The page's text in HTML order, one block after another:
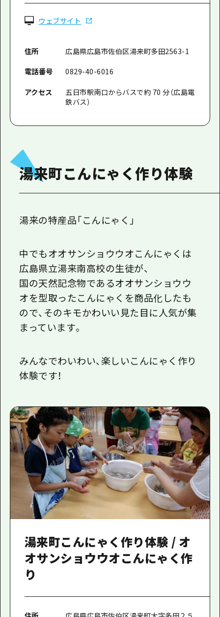
ウェブサイト
住所
広島県広島市佐伯区湯来町多田2563-1
電話番号
0829-40-6016
アクセス
五日市駅南口からバスで約 70 分（広島電
鉄バス）
湯来町こんにゃく作り体験
湯来の特産品「こんにゃく」
中でもオオサンショウウオこんにゃくは
広島県立湯来南高校の生徒が、
国の天然記念物であるオオサンショウウ
オを型取ったこんにゃくを商品化したも
ので、そのキモかわいい見た目に人気が集
まっています。
みんなでわいわい、楽しいこんにゃく作り
体験です！
湯来町こんにゃく作り体験 / オ
オサンショウウオこんにゃく作
り